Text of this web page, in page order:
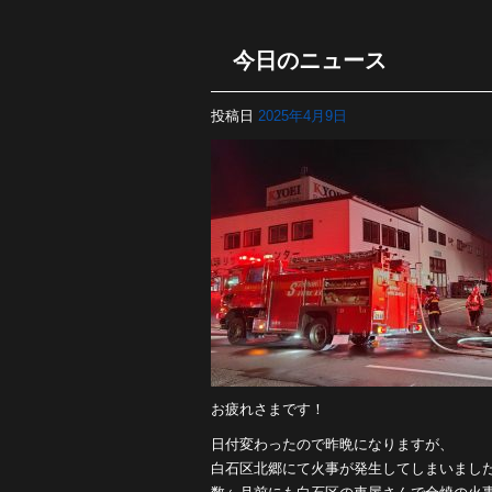
今日のニュース
投稿日 2025年4月9日
お疲れさまです！
日付変わったので昨晩になりますが、
白石区北郷にて火事が発生してしまいまし